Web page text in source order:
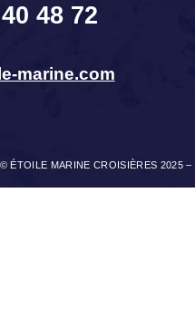
48 72
marine.com
ÉTOILE MARINE CROISIÈRES 2025 –